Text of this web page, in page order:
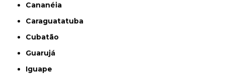
Cananéia
Caraguatatuba
Cubatão
Guarujá
Iguape